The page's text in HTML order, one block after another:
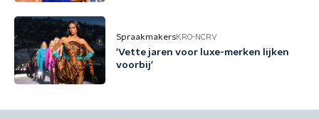
SpraakmakersKRO-NCRV
'Vette jaren voor luxe-merken lijken
voorbij'